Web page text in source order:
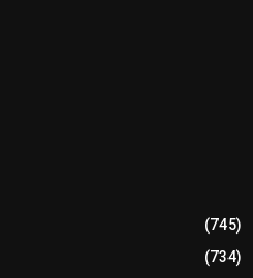
(745)
(734)